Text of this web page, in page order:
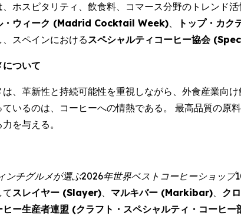
ホスピタリティ、飲食料、コマース分野のトレンド
・ウィーク (Madrid Cocktail Week)、 トップ・カク
スペインにおけるスペシャルティコーヒー協会 (
について
は、革新性と持続可能性を重視しながら、外食産業向
いるのは、コーヒーへの情熱である。 最高品質の原
を与える。
ンチグルメが選ぶ2026年世界ベストコーヒーショップ
てスレイヤー (Slayer)、 マルキバー (Markibar)、 ク
ヒー生産者連盟 (クラフト・スペシャルティ・コーヒー